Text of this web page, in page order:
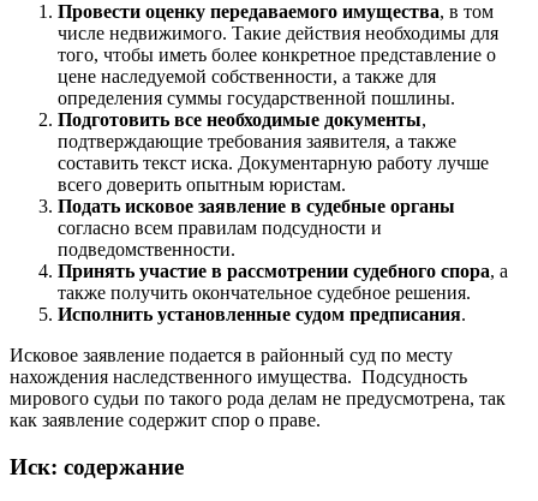
Провести оценку передаваемого имущества, в том
числе недвижимого. Такие действия необходимы для
того, чтобы иметь более конкретное представление о
цене наследуемой собственности, а также для
определения суммы государственной пошлины.
Подготовить все необходимые документы,
подтверждающие требования заявителя, а также
составить текст иска. Документарную работу лучше
всего доверить опытным юристам.
Подать исковое заявление в судебные органы
согласно всем правилам подсудности и
подведомственности.
Принять участие в рассмотрении судебного спора, а
также получить окончательное судебное решения.
Исполнить установленные судом предписания.
Исковое заявление подается в районный суд по месту
нахождения наследственного имущества. Подсудность
мирового судьи по такого рода делам не предусмотрена, так
как заявление содержит спор о праве.
Иск: содержание